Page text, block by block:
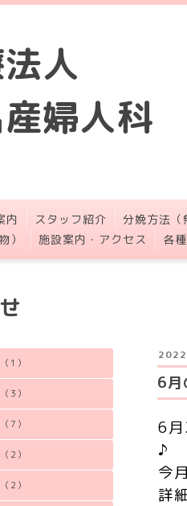
人
婦人科
内 スタッフ紹介 分娩方法（
）
施設案内・アクセス 各
1）
3）
7）
2）
2）
6月
6
♪
今
詳